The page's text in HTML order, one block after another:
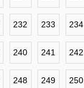
232 233 234
240 241 242
248 249 250